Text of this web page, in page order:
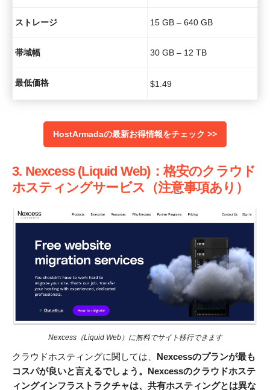
ストレージ 15 GB – 640 GB
帯域幅 30 GB – 12 TB
最低価格 $1.49
HostArmadaの最新お得情報をチェック >>
3. Nexcess (Liquid Web)：格安のクラウド
ホスティングサービス（注意事項あり）
Nexcess（Liquid Web）に無料でサイト移行できます
クラウドホスティングに関しては、 Nexcessのプランが最も
コスパが良いと言えるでしょう。Nexcessのクラウドホステ
ィングインフラストラクチャは、共有ホスティングとは異な